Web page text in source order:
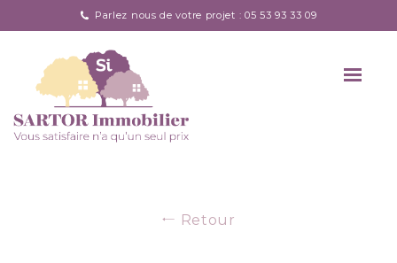
Parlez nous de votre projet : 05 53 93 33 09
Retour